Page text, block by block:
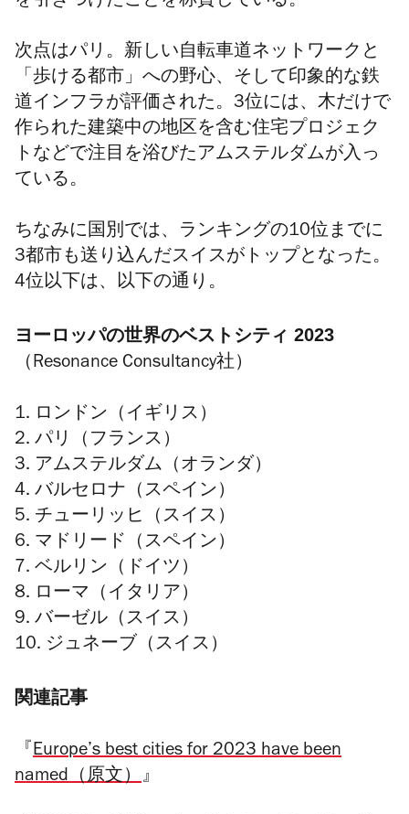
次点はパリ。新しい自転車道ネットワークと
「歩ける都市」への野心、そして印象的な鉄
道インフラが評価された。3位には、木だけで
作られた建築中の地区を含む住宅プロジェク
トなどで注目を浴びたアムステルダムが入っ
ている。
ちなみに国別では、ランキングの10位までに
3都市も送り込んだスイスがトップとなった。
4位以下は、以下の通り。
ヨーロッパの世界のベストシティ 2023
（Resonance Consultancy社）
1. ロンドン（イギリス）
2. パリ（フランス）
3. アムステルダム（オランダ）
4. バルセロナ（スペイン）
5. チューリッヒ（スイス）
6. マドリード（スペイン）
7. ベルリン（ドイツ）
8. ローマ（イタリア）
9. バーゼル（スイス）
10. ジュネーブ（スイス）
関連記事
『 Europe’s best cities for 2023 have been
named（原文）』